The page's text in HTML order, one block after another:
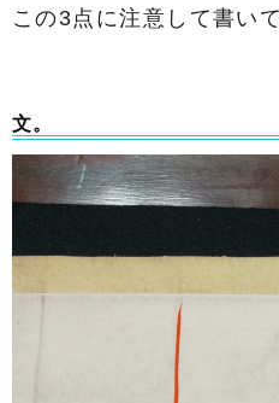
この3点に注意して書い
文。